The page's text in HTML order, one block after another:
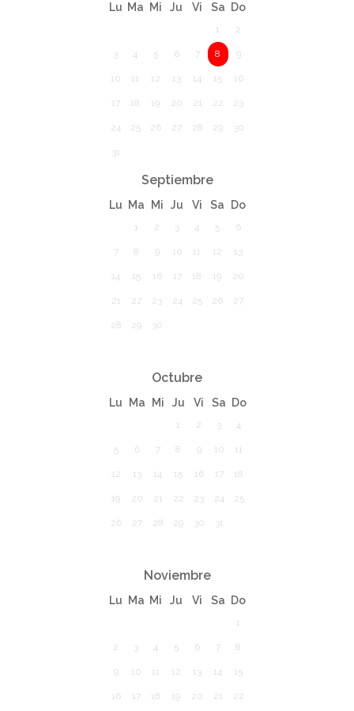
Lu Ma Mi Ju Vi Sa Do
1 2
3 4 5 6 7 8 9
10 11 12 13 14 15 16
17 18 19 20 21 22 23
24 25 26 27 28 29 30
31
Septiembre
Lu Ma Mi Ju Vi Sa Do
1 2 3 4 5 6
7 8 9 10 11 12 13
14 15 16 17 18 19 20
21 22 23 24 25 26 27
28 29 30
Octubre
Lu Ma Mi Ju Vi Sa Do
1 2 3 4
5 6 7 8 9 10 11
12 13 14 15 16 17 18
19 20 21 22 23 24 25
26 27 28 29 30 31
Noviembre
Lu Ma Mi Ju Vi Sa Do
1
2 3 4 5 6 7 8
9 10 11 12 13 14 15
16 17 18 19 20 21 22